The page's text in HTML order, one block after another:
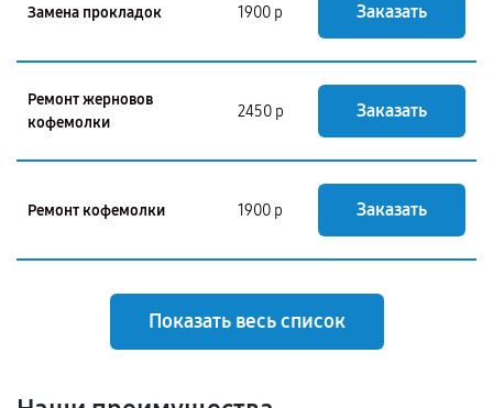
Замена прокладок 1900 р Заказать
Ремонт жерновов
кофемолки
2450 р Заказать
Ремонт кофемолки 1900 р Заказать
Показать весь список